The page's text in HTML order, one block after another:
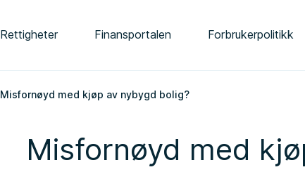
Rettigheter Finansportalen Forbrukerpolitikk
Misfornøyd med kjøp av nybygd bolig?
Misfornøyd med